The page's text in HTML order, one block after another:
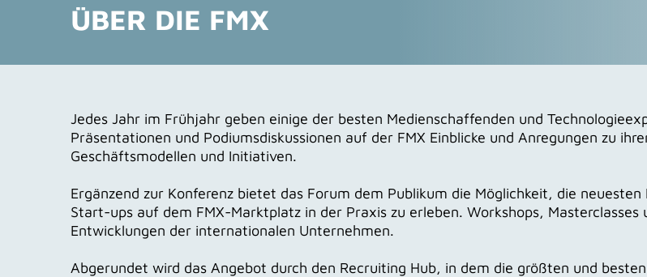
ÜBER DIE FMX
Jedes Jahr im Frühjahr geben einige der besten Medienschaffenden und
Präsentationen und Podiumsdiskussionen auf der FMX Einblicke und Anregungen zu
Geschäftsmodellen und Initiativen.
Ergänzend zur Konferenz bietet das Forum dem Publikum die Möglichkeit, die
Start-ups auf dem FMX-Marktplatz in der Praxis zu erleben. Workshops,
Entwicklungen der internationalen Unternehmen.
Abgerundet wird das Angebot durch den Recruiting Hub, in dem die größten und